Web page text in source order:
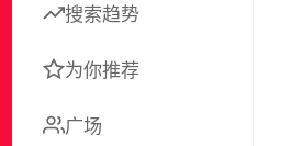
搜索趋势
为你推荐
广场